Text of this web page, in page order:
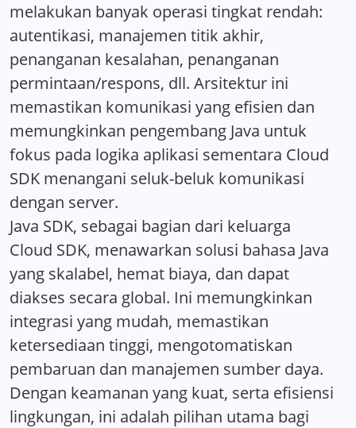
melakukan banyak operasi tingkat rendah:
autentikasi, manajemen titik akhir,
penanganan kesalahan, penanganan
permintaan/respons, dll. Arsitektur ini
memastikan komunikasi yang efisien dan
memungkinkan pengembang Java untuk
fokus pada logika aplikasi sementara Cloud
SDK menangani seluk-beluk komunikasi
dengan server.
Java SDK, sebagai bagian dari keluarga
Cloud SDK, menawarkan solusi bahasa Java
yang skalabel, hemat biaya, dan dapat
diakses secara global. Ini memungkinkan
integrasi yang mudah, memastikan
ketersediaan tinggi, mengotomatiskan
pembaruan dan manajemen sumber daya.
Dengan keamanan yang kuat, serta efisiensi
lingkungan, ini adalah pilihan utama bagi